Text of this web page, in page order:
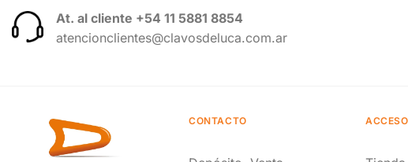
At. al cliente +54 11 5881 8854
atencionclientes@clavosdeluca.com.ar
CONTACTO